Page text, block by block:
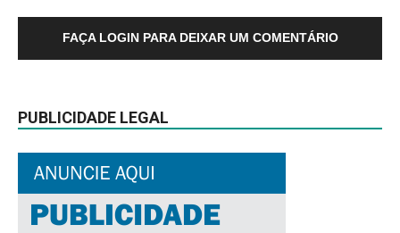
FAÇA LOGIN PARA DEIXAR UM COMENTÁRIO
PUBLICIDADE LEGAL